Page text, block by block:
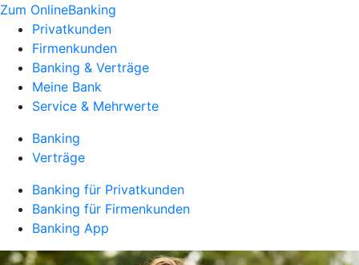
Zum OnlineBanking
Privatkunden
Firmenkunden
Banking & Verträge
Meine Bank
Service & Mehrwerte
Banking
Verträge
Banking für Privatkunden
Banking für Firmenkunden
Banking App